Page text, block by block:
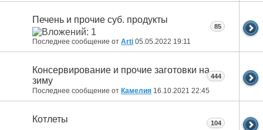
Печень и прочие суб. продукты
Последнее сообщение от Arti 05.05.2022 19:11
85
Консервирование и прочие заготовки на
зиму
Последнее сообщение от Камелия 16.10.2021 22:45
444
Котлеты 104